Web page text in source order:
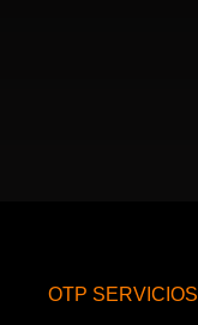
OTP SERVICIOS